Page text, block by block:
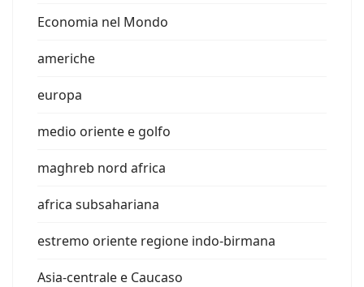
Economia nel Mondo
americhe
europa
medio oriente e golfo
maghreb nord africa
africa subsahariana
estremo oriente regione indo-birmana
Asia-centrale e Caucaso